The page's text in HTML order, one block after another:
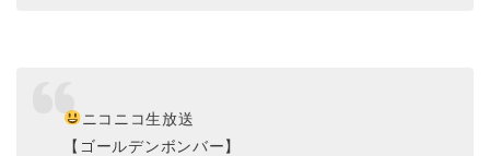
ニコニコ生放送
【ゴールデンボンバー】